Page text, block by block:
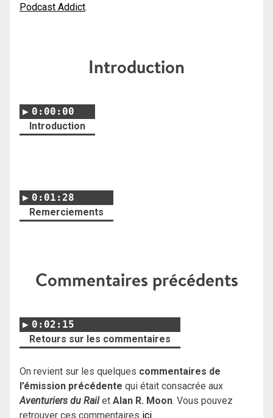
Podcast Addict.
Introduction
0:00:00
Introduction
0:01:28
Remerciements
Commentaires précédents
0:02:15
Retours sur les commentaires
On revient sur les quelques commentaires de
l’émission précédente qui était consacrée aux
Aventuriers du Railet Alan R. Moon. Vous pouvez
retrouver ces commentaires ici.